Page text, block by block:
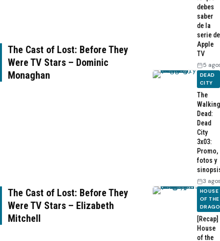
The Cast of Lost: Before They
Were TV Stars – Dominic
Monaghan
The Cast of Lost: Before They
Were TV Stars – Elizabeth
Mitchell
debes
saber
de la
serie de
Apple
TV
5
DEAD
CITY
The
Walking
Dead:
Dead
City
3x03:
Promo,
fotos y
3
HOUSE
OF THE
[Recap]
House
of the